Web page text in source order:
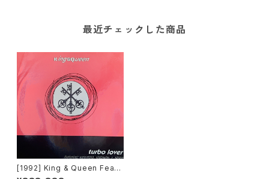
最近チェックした商品
[1992] King & Queen Featu
ring Valentina, Virginelle,